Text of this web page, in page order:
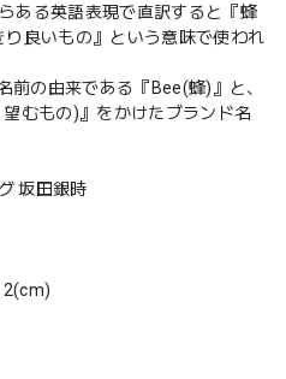
ある英語表現で直訳すると『蜂
良いもの』という意味で使われ
前の由来である『Bee(蜂)』と、
むもの)』をかけたブランド名
坂田銀時